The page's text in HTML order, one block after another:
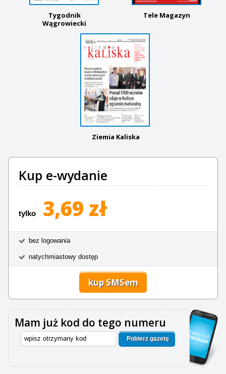
Tygodnik
Wągrowiecki
Tele Magazyn
Ziemia Kaliska
Kup e-wydanie
tylko 3,69 zł
bez logowania
natychmiastowy dostęp
kup SMSem
Mam już kod do tego numeru
Pobierz gazetę